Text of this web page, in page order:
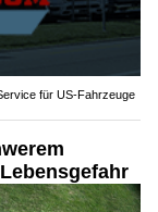
für US-Fahrzeuge